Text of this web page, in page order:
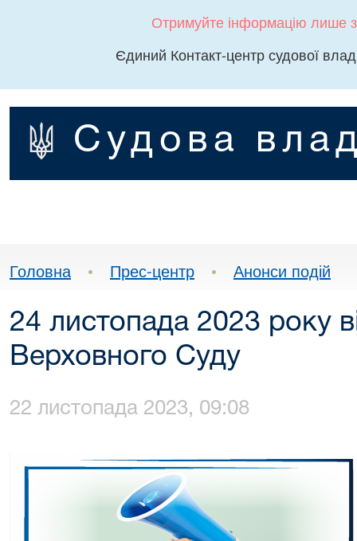
Отримуйте інформацію лише
Єдиний Контакт-центр судової
Судова
Головна • Прес-центр • Анонси подій
24 листопада 2023 року
Верховного Суду
22 листопада 2023, 09:08